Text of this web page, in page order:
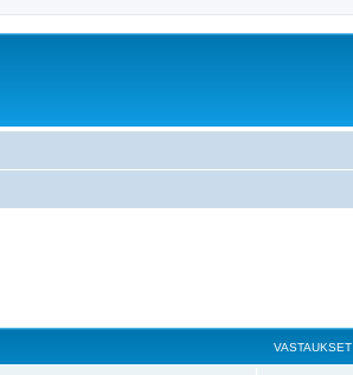
VASTAUKSET